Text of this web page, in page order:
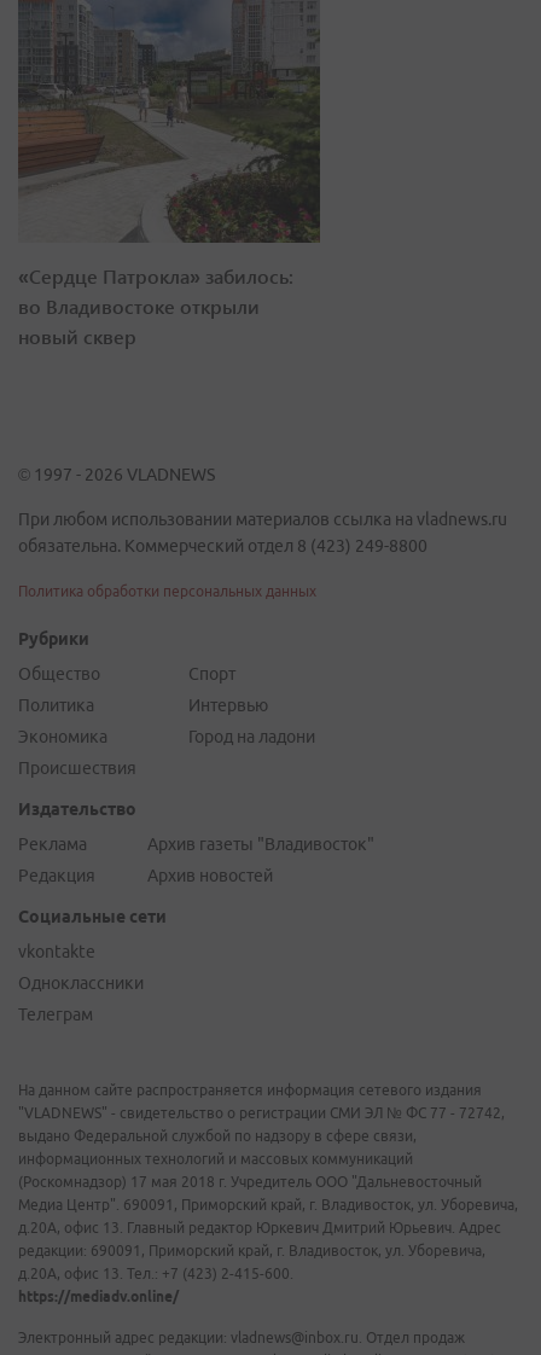
«Сердце Патрокла» забилось:
во Владивостоке открыли
новый сквер
© 1997 - 2026 VLADNEWS
При любом использовании материалов ссылка на vladnews.ru
обязательна. Коммерческий отдел 8 (423) 249-8800
Политика обработки персональных данных
Рубрики
Общество
Политика
Экономика
Происшествия
Спорт
Интервью
Город на ладони
Издательство
Реклама
Редакция
Архив газеты "Владивосток"
Архив новостей
Социальные сети
vkontakte
Одноклассники
Телеграм
На данном сайте распространяется информация сетевого издания
"VLADNEWS" - свидетельство о регистрации СМИ ЭЛ № ФС 77 - 72742,
выдано Федеральной службой по надзору в сфере связи,
информационных технологий и массовых коммуникаций
(Роскомнадзор) 17 мая 2018 г. Учредитель ООО "Дальневосточный
Медиа Центр". 690091, Приморский край, г. Владивосток, ул. Уборевича,
д.20А, офис 13. Главный редактор Юркевич Дмитрий Юрьевич. Адрес
редакции: 690091, Приморский край, г. Владивосток, ул. Уборевича,
д.20А, офис 13. Тел.: +7 (423) 2-415-600.
https://mediadv.online/
Электронный адрес редакции: vladnews@inbox.ru. Отдел продаж